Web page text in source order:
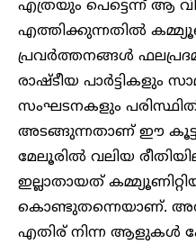
എത്രയും പെട്ടെന്ന് ആ
എത്തിക്കുന്നതിൽ
പ്രവർത്തനങ്ങൾ
രാഷ്‌ടീയ പാർട്ടികളും
സംഘടനകളും
അടങ്ങുന്നതാണ് ഈ
മേലൂരിൽ വലിയ
ഇല്ലാതായത്
കൊണ്ടുതന്നെയാണ്.
എതിര് നിന്ന ആളുകൾ